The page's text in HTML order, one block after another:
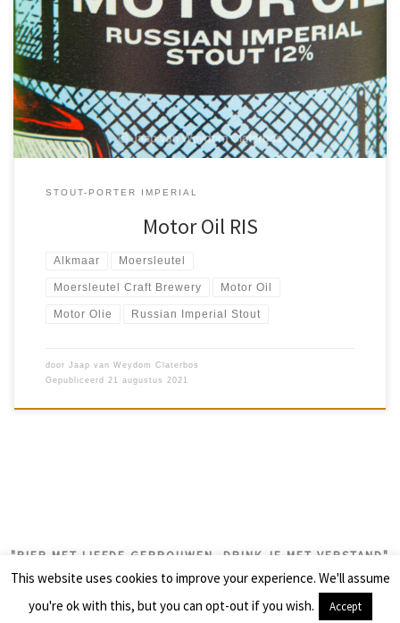
Wat een feest, sinds kort is er weer een Mitra in Almere. Ze
hebben een ruim assortiment aan bieren. Waar onder de bieren
van Moersleutel Craft Brewery te Alkmaar. Een […]
STOUT-PORTER IMPERIAL
Motor Oil RIS
Alkmaar Moersleutel
Moersleutel Craft Brewery Motor Oil
Motor Olie Russian Imperial Stout
door Jaap van Weydom Claterbos
Gepubliceerd 21 augustus 2021
"BIER MET LIEFDE GEBROUWEN, DRINK JE MET VERSTAND"
© 2026biercolumns– Alle rechten voorbehouden
This website uses cookies to improve your experience. We'll assume
you're ok with this, but you can opt-out if you wish.
Accept